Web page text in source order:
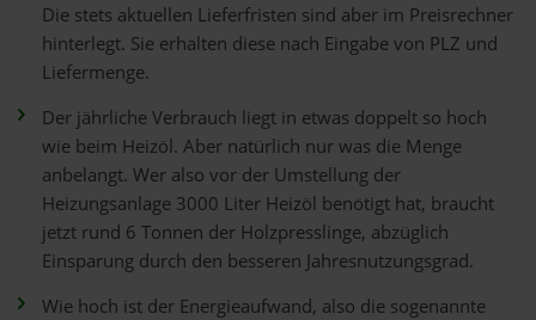
Die stets aktuellen Lieferfristen sind aber im Preisrechner
hinterlegt. Sie erhalten diese nach Eingabe von PLZ und
Liefermenge.
Der jährliche Verbrauch liegt in etwas doppelt so hoch
wie beim Heizöl. Aber natürlich nur was die Menge
anbelangt. Wer also vor der Umstellung der
Heizungsanlage 3000 Liter Heizöl benötigt hat, braucht
jetzt rund 6 Tonnen der Holzpresslinge, abzüglich
Einsparung durch den besseren Jahresnutzungsgrad.
Wie hoch ist der Energieaufwand, also die sogenannte